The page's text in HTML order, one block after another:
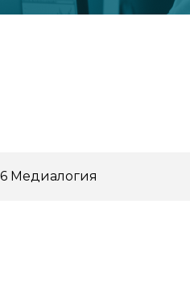
Медиалогия